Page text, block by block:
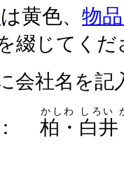
は黄色、 物
綴じてくだ
会社名を
柏・白
かしわ しろい